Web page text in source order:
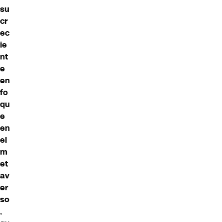
su
cr
ec
ie
nt
e
en
fo
qu
e
en
el
m
et
av
er
so
,